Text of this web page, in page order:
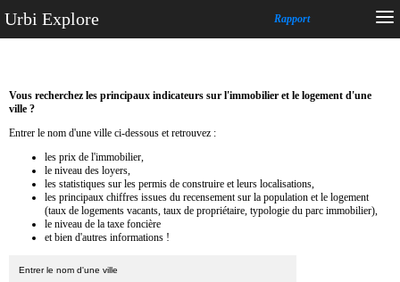
Urbi Explore Rapport
Vous recherchez les principaux indicateurs sur l'immobilier et le logement d'une
ville ?
Entrer le nom d'une ville ci-dessous et retrouvez :
les prix de l'immobilier,
le niveau des loyers,
les statistiques sur les permis de construire et leurs localisations,
les principaux chiffres issues du recensement sur la population et le logement
(taux de logements vacants, taux de propriétaire, typologie du parc immobilier),
le niveau de la taxe foncière
et bien d'autres informations !